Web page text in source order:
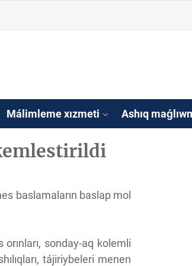
Málimleme xızmeti Ashıq
baslamaların baslap mol
sonday-aq kolemli
tájiriybeleri menen